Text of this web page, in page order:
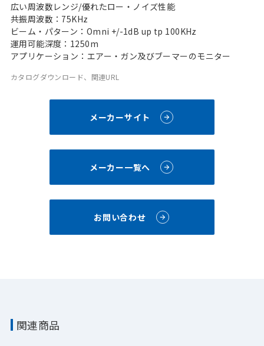
広い周波数レンジ/優れたロー・ノイズ性能
共振周波数：75KHz
ビーム・パターン：Omni +/-1dB up tp 100KHz
運用可能深度：1250m
アプリケーション：エアー・ガン及びブーマーのモニター
カタログダウンロード、関連URL
メーカーサイト
メーカー一覧へ
お問い合わせ
関連商品